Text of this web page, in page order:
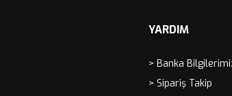
YARDIM
> Banka
> Sipariş Takip